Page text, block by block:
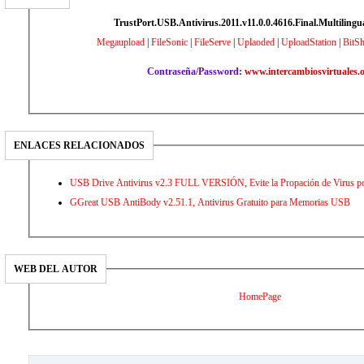
Megaupload | FileSonic | FileServe | Uplaoded | UploadStation |
Contraseña/Password:
ENLACES RELACIONADOS
USB Drive Antivirus v2.3 FULL VERSIÓN, Evite la Propación de Virus
GGreat USB AntiBody v2.51.1, Antivirus Gratuito para Memorias USB
WEB DEL AUTOR
HomePage